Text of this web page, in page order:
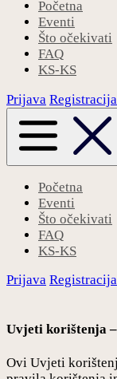
Početna
Eventi
Što očekivati
FAQ
KS-KS
Prijava Registracija
Početna
Eventi
Što očekivati
FAQ
KS-KS
Prijava Registracija
Uvjeti korištenja
Ovi Uvjeti